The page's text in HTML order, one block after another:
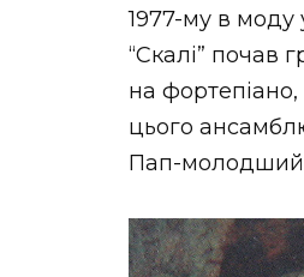
1977-му в моду
“Скалі” почав
на
цього
Пап-